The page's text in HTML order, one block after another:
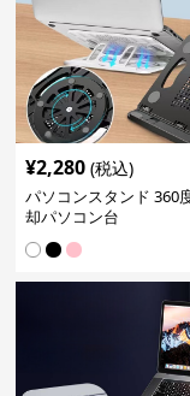
¥2,280 (税込)
パソコンスタンド 360
却パソコン台